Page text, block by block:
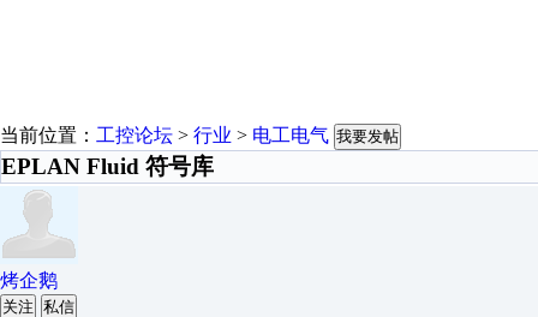
当前位置： 工控论坛 > 行业 > 电工电气 我要发帖
EPLAN Fluid 符号库
烤企鹅
关注 私信